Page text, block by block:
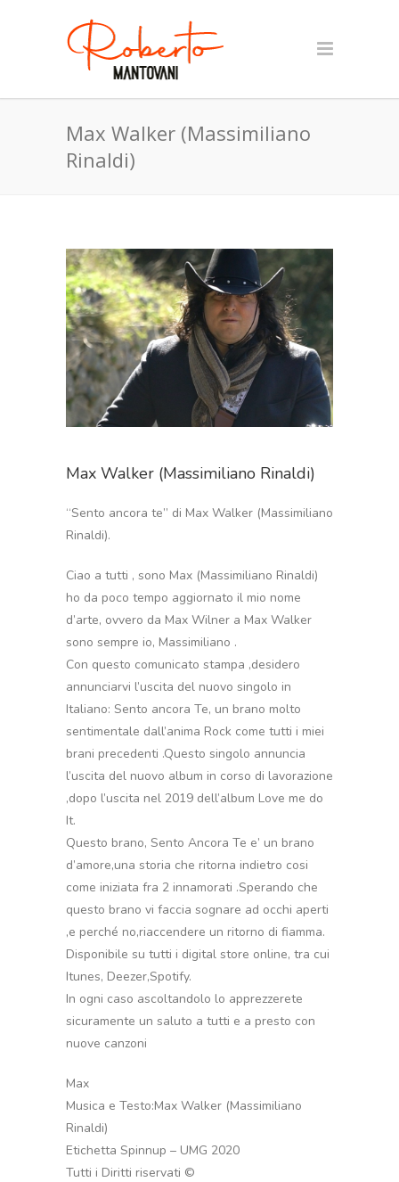
Max Walker (Massimiliano
Rinaldi)
Max Walker (Massimiliano Rinaldi)
“Sento ancora te” di Max Walker (Massimiliano
Rinaldi).
Ciao a tutti , sono Max (Massimiliano Rinaldi)
ho da poco tempo aggiornato il mio nome
d’arte, ovvero da Max Wilner a Max Walker
sono sempre io, Massimiliano .
Con questo comunicato stampa ,desidero
annunciarvi l’uscita del nuovo singolo in
Italiano: Sento ancora Te, un brano molto
sentimentale dall’anima Rock come tutti i miei
brani precedenti .Questo singolo annuncia
l’uscita del nuovo album in corso di lavorazione
,dopo l’uscita nel 2019 dell’album Love me do
It.
Questo brano, Sento Ancora Te e’ un brano
d’amore,una storia che ritorna indietro cosi
come iniziata fra 2 innamorati .Sperando che
questo brano vi faccia sognare ad occhi aperti
,e perché no,riaccendere un ritorno di fiamma.
Disponibile su tutti i digital store online, tra cui
Itunes, Deezer,Spotify.
In ogni caso ascoltandolo lo apprezzerete
sicuramente un saluto a tutti e a presto con
nuove canzoni
Max
Musica e Testo:Max Walker (Massimiliano
Rinaldi)
Etichetta Spinnup – UMG 2020
Tutti i Diritti riservati ©